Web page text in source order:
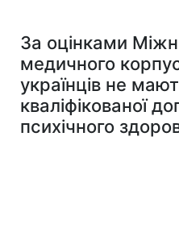
За оцінками
медичного
українців не
кваліфікованої
психічного